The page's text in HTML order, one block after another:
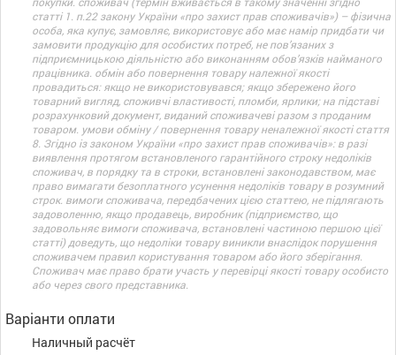
статті 1. п.22 закону України «про захист прав споживачів») – фізична
особа, яка купує, замовляє, використовує або має намір придбати чи
замовити продукцію для особистих потреб, не пов’язаних з
підприємницькою діяльністю або виконанням обов’язків найманого
працівника. обмін або повернення товару належної якості
провадиться: якщо не використовувався; якщо збережено його
товарний вигляд, споживчі властивості, пломби, ярлики; на підставі
розрахунковий документ, виданий споживачеві разом з проданим
товаром. умови обміну / повернення товару неналежної якості стаття
8. Згідно із законом України «про захист прав споживачів»: в разі
виявлення протягом встановленого гарантійного строку недоліків
споживач, в порядку та в строки, встановлені законодавством, має
право вимагати безоплатного усунення недоліків товару в розумний
строк. вимоги споживача, передбачених цією статтею, не підлягають
задоволенню, якщо продавець, виробник (підприємство, що
задовольняє вимоги споживача, встановлені частиною першою цієї
статті) доведуть, що недоліки товару виникли внаслідок порушення
споживачем правил користування товаром або його зберігання.
Споживач має право брати участь у перевірці якості товару особисто
або через свого представника.
Варіанти оплати
Наличный расчёт